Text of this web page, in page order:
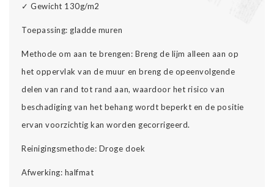
✓ Gewicht 130g/m2
Toepassing: gladde muren
Methode om aan te brengen: Breng de lijm alleen aan op
het oppervlak van de muur en breng de opeenvolgende
delen van rand tot rand aan, waardoor het risico van
beschadiging van het behang wordt beperkt en de positie
ervan voorzichtig kan worden gecorrigeerd.
Reinigingsmethode: Droge doek
Afwerking: halfmat